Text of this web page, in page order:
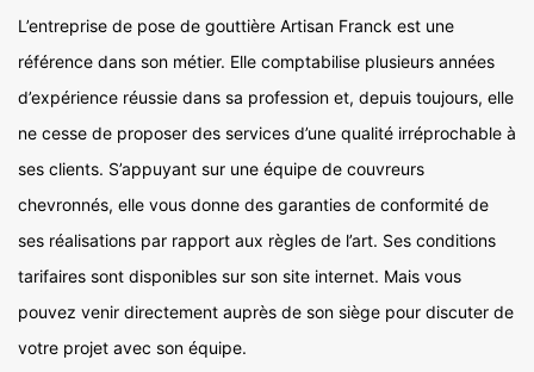
L’entreprise de pose de gouttière Artisan Franck est une
référence dans son métier. Elle comptabilise plusieurs années
d’expérience réussie dans sa profession et, depuis toujours, elle
ne cesse de proposer des services d’une qualité irréprochable à
ses clients. S’appuyant sur une équipe de couvreurs
chevronnés, elle vous donne des garanties de conformité de
ses réalisations par rapport aux règles de l’art. Ses conditions
tarifaires sont disponibles sur son site internet. Mais vous
pouvez venir directement auprès de son siège pour discuter de
votre projet avec son équipe.